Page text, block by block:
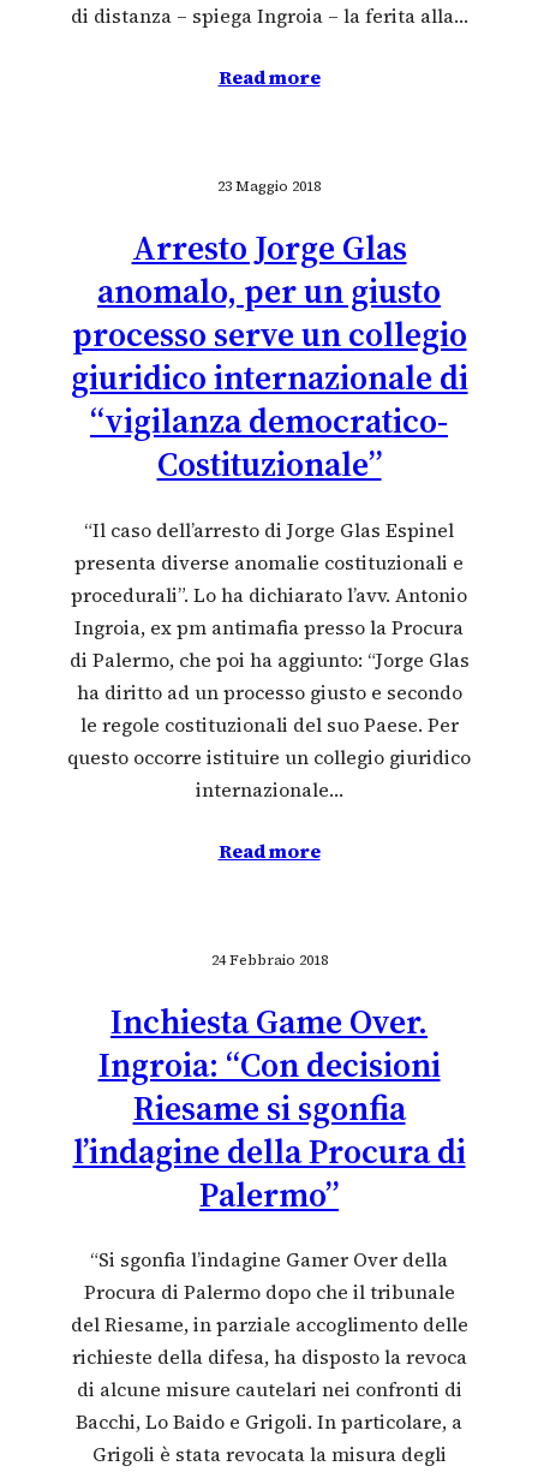
di distanza – spiega Ingroia – la ferita alla…
Read more
23 Maggio 2018
Arresto Jorge Glas
anomalo, per un giusto
processo serve un collegio
giuridico internazionale di
“vigilanza democratico-
Costituzionale”
“Il caso dell’arresto di Jorge Glas Espinel
presenta diverse anomalie costituzionali e
procedurali”. Lo ha dichiarato l’avv. Antonio
Ingroia, ex pm antimafia presso la Procura
di Palermo, che poi ha aggiunto: “Jorge Glas
ha diritto ad un processo giusto e secondo
le regole costituzionali del suo Paese. Per
questo occorre istituire un collegio giuridico
internazionale…
Read more
24 Febbraio 2018
Inchiesta Game Over.
Ingroia: “Con decisioni
Riesame si sgonfia
l’indagine della Procura di
Palermo”
“Si sgonfia l’indagine Gamer Over della
Procura di Palermo dopo che il tribunale
del Riesame, in parziale accoglimento delle
richieste della difesa, ha disposto la revoca
di alcune misure cautelari nei confronti di
Bacchi, Lo Baido e Grigoli. In particolare, a
Grigoli è stata revocata la misura degli